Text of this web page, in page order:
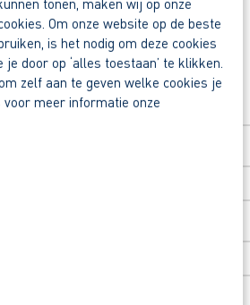
Om onze website op de beste
is het nodig om deze cookies
je door op ‘alles toestaan’ te klikken.
zelf aan te geven welke cookies je
meer informatie onze
vast contract.
flexkrachten met een 9+.
van € 1.000,00 voor een
vacature voor